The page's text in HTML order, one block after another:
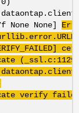
None None]
verify